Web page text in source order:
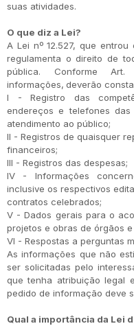
suas atividades.
O que diz a Lei?
A Lei nº 12.527, que
regulamenta o direito de
pública. Conforme
informações, deverão
I - Registro das
endereços e telefones
atendimento ao público;
II - Registros de quaisquer
financeiros;
III - Registros das despesas;
IV - Informações
inclusive os respectivos
contratos celebrados;
V - Dados gerais para o
projetos e obras de órgãos
VI - Respostas a perguntas
As informações que não
ser solicitadas pelo
que tenha atribuição legal
pedido de informação deve
Qual a importância da Lei